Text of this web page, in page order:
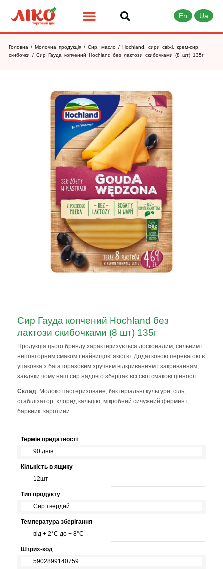
En Ua
Головна / Молочна продукція / Сир, масло / Hochland, сири свіжі, крем-сир,
скибочки / Сир Гауда копчений Hochland без лактози скибочками (8 шт) 135г
Сир Гауда копчений Hochland без
лактози скибочками (8 шт) 135г
Продукція цього бренду характеризується досконалим, сильним і
неповторним смаком і найвищою якістю. Додатковою перевагою є
упаковка з багаторазовим зручним відкриванням і закриванням,
завдяки чому наш сир надовго зберігає всі свої смакові цінності.
Склад: Молоко пастеризоване, бактеріальні культури, сіль,
стабілізатор: хлорид кальцію, мікробний сичужний фермент,
барвник: каротини.
Термін придатності
90 днів
Кількість в ящику
12шт
Тип продукту
Сир твердий
Температура зберігання
від + 2°С до + 8°С
Штрих-код
5902899140759